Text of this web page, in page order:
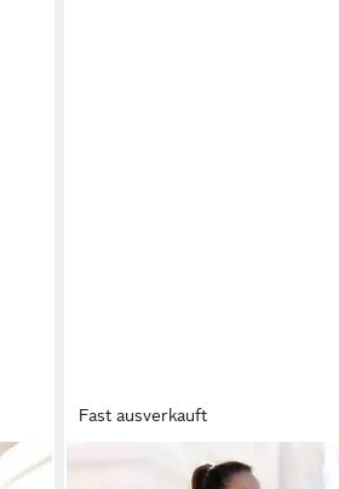
Fast ausverkauft